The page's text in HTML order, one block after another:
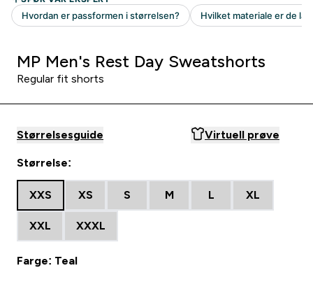
MP Men's Rest Day Sweatshorts
Regular fit shorts
Størrelsesguide Virtuell prøve
Størrelse:
XXS XS S M L XL
XXL XXXL
Farge: Teal